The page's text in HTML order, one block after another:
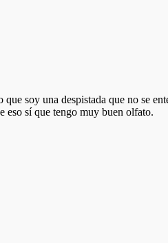
soy una despistada que no se
eso sí que tengo muy buen olfato.